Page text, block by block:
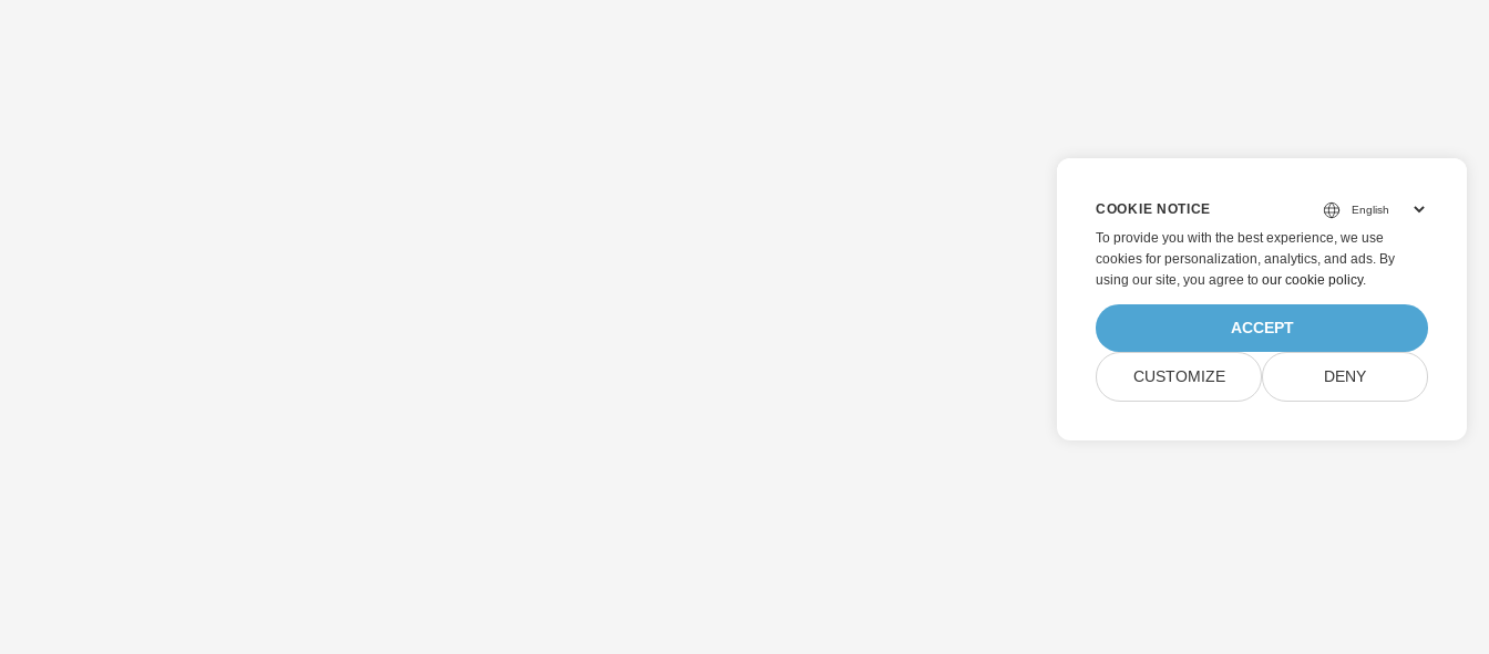
COOKIE NOTICE
To provide you with the best experience, we use
cookies for personalization, analytics, and ads. By
using our site, you agree to our cookie policy.
ACCEPT
CUSTOMIZE DENY